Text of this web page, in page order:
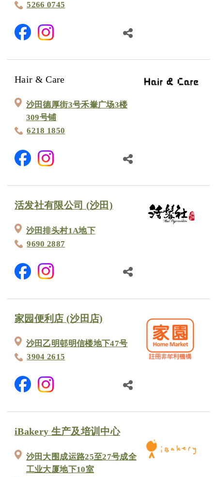
5266 0745
Hair & Care
沙田德厚街3号禾輋广场3楼
309号铺
6218 1850
活发社有限公司 (沙田)
沙田排头村1A地下
9690 2887
家园便利店 (沙田店)
沙田乙明邨明信楼地下47号
3904 2615
iBakery 生产及培训中心
沙田大围成运路25至27号成全
工业大厦地下10室